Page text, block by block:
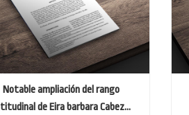
Notable ampliación del rango
de Eira barbara Cabeza